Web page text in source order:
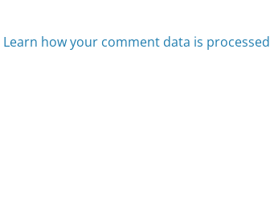
Learn how your comment data is processed